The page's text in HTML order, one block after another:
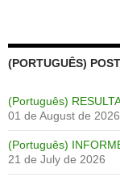
(PORTUGUÊS)
(Português)
01 de August de 2026
(Português)
21 de July de 2026